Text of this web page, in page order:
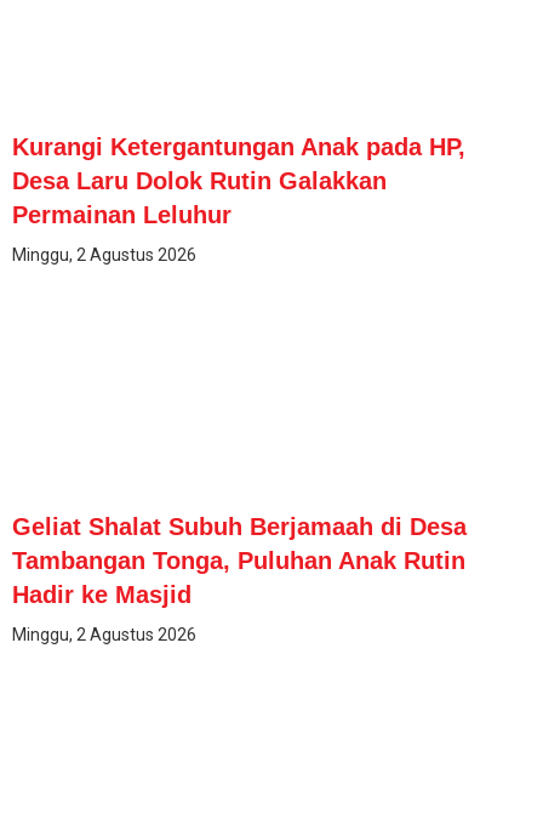
Kurangi Ketergantungan Anak pada HP,
Desa Laru Dolok Rutin Galakkan
Permainan Leluhur
Minggu, 2 Agustus 2026
Geliat Shalat Subuh Berjamaah di Desa
Tambangan Tonga, Puluhan Anak Rutin
Hadir ke Masjid
Minggu, 2 Agustus 2026